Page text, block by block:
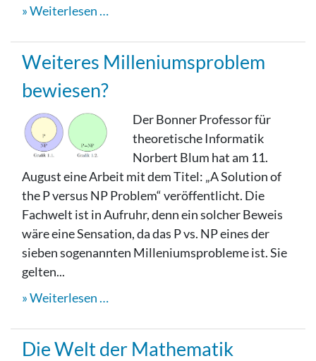
Weiterlesen …
Weiteres Milleniumsproblem
bewiesen?
Der Bonner Professor für
theoretische Informatik
Norbert Blum hat am 11.
August eine Arbeit mit dem Titel: „A Solution of
the P versus NP Problem“ veröffentlicht. Die
Fachwelt ist in Aufruhr, denn ein solcher Beweis
wäre eine Sensation, da das P vs. NP eines der
sieben sogenannten Milleniumsprobleme ist. Sie
gelten...
Weiterlesen …
Die Welt der Mathematik